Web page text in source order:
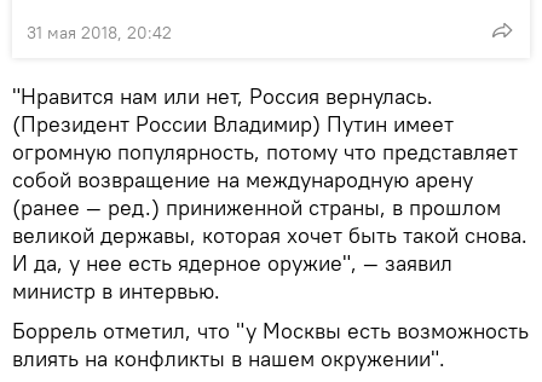
31 мая 2018, 20:42
"Нравится нам или нет, Россия вернулась.
(Президент России Владимир) Путин имеет
огромную популярность, потому что представляет
собой возвращение на международную арену
(ранее — ред.) приниженной страны, в прошлом
великой державы, которая хочет быть такой снова.
И да, у нее есть ядерное оружие", — заявил
министр в интервью.
Боррель отметил, что "у Москвы есть возможность
влиять на конфликты в нашем окружении".